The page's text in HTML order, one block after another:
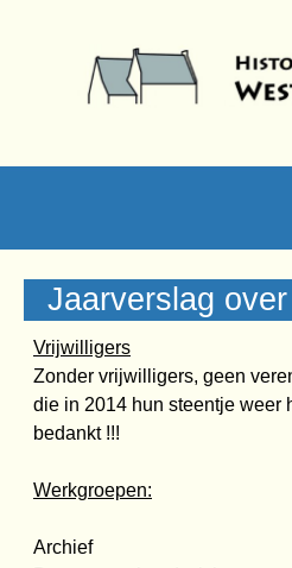
Jaarverslag
Vrijwilligers
Zonder vrijwilligers, geen
die in 2014 hun steentje weer
bedankt !!!
Werkgroepen:
Archief